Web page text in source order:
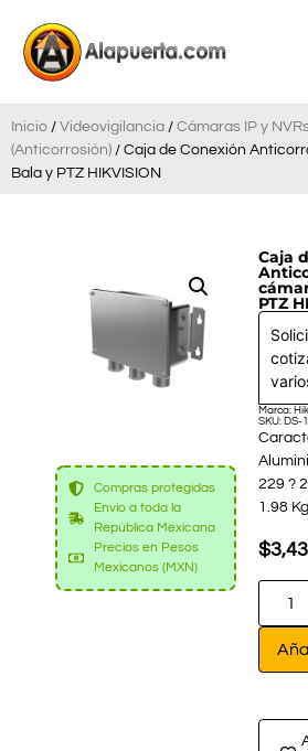
Inicio / Videovigilancia / Cámaras IP y NVRs
(Anticorrosión) / Caja de Conexión
Bala y PTZ HIKVISION
Compras protegidas
Envío a toda la
República Mexicana
Precios en Pesos
Mexicanos (MXN)
Caja
PTZ
Marca:
SKU: DS-
229 ?
1.98
$